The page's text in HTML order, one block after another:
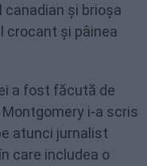
și brioșa
crocant și pâinea
a fost făcută de
Montgomery i-a scris
atunci jurnalist
care includea o